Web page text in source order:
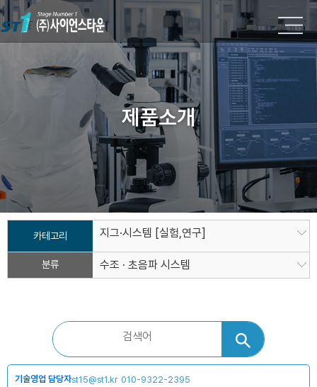
제품소개
카테고리 지그·시스템 [실험,연구]
분류 수조 · 초음파 시스템
기술영업 담당자st15@st1.kr 010-9322-2395